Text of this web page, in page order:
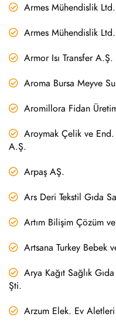
Armes Mühendislik
Armes Mühendislik
Armor Isı Transfer A.Ş.
Aroma Bursa Meyve
Aromillora Fidan
Aroymak Çelik ve End.
A.Ş.
Arpaş AŞ.
Ars Deri Tekstil Gıda
Artım Bilişim Çözüm
Artsana Turkey Bebek
Arya Kağıt Sağlık
Şti.
Arzum Elek. Ev